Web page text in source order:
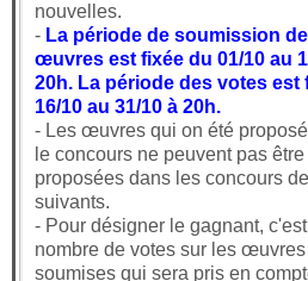
nouvelles.
- La période de soumission
œuvres est fixée du 01/10 au
20h. La période des votes est
16/10 au 31/10 à 20h.
- Les œuvres qui on été
le concours ne peuvent pas être
proposées dans les concours
suivants.
- Pour désigner le gagnant,
nombre de votes sur les œuvres
soumises qui sera pris en